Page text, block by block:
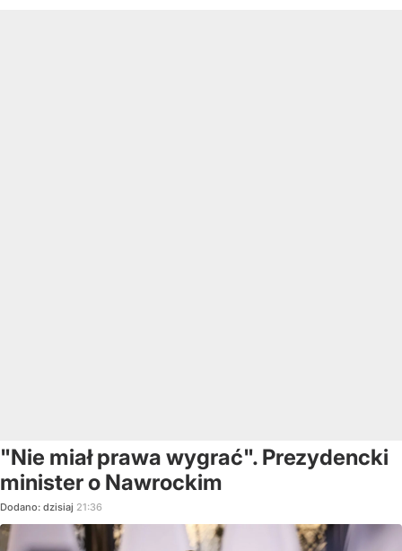
"Nie miał prawa wygrać". Prezydencki
minister o Nawrockim
Dodano: dzisiaj 21:36